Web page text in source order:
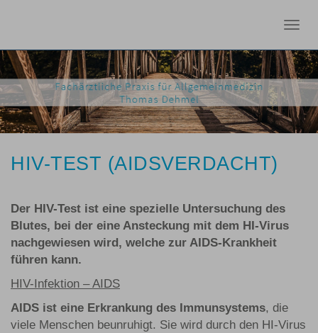
HIV-TEST (AIDSVERDACHT)
Der HIV-Test ist eine spezielle Untersuchung des
Blutes, bei der eine Ansteckung mit dem HI-Virus
nachgewiesen wird, welche zur AIDS-Krankheit
führen kann.
HIV-Infektion – AIDS
AIDS ist eine Erkrankung des Immunsystems, die
viele Menschen beunruhigt. Sie wird durch den HI-Virus